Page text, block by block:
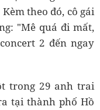
Kèm theo đó, cô gái
"Mê quá đi mất,
2 đến ngay
trong 29 anh trai
tại thành phố Hồ